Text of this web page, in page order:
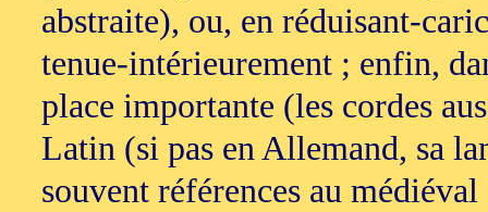
abstraite), ou, en réduisant-
tenue-intérieurement ; enfin,
place importante (les cordes
Latin (si pas en Allemand, sa
souvent références au